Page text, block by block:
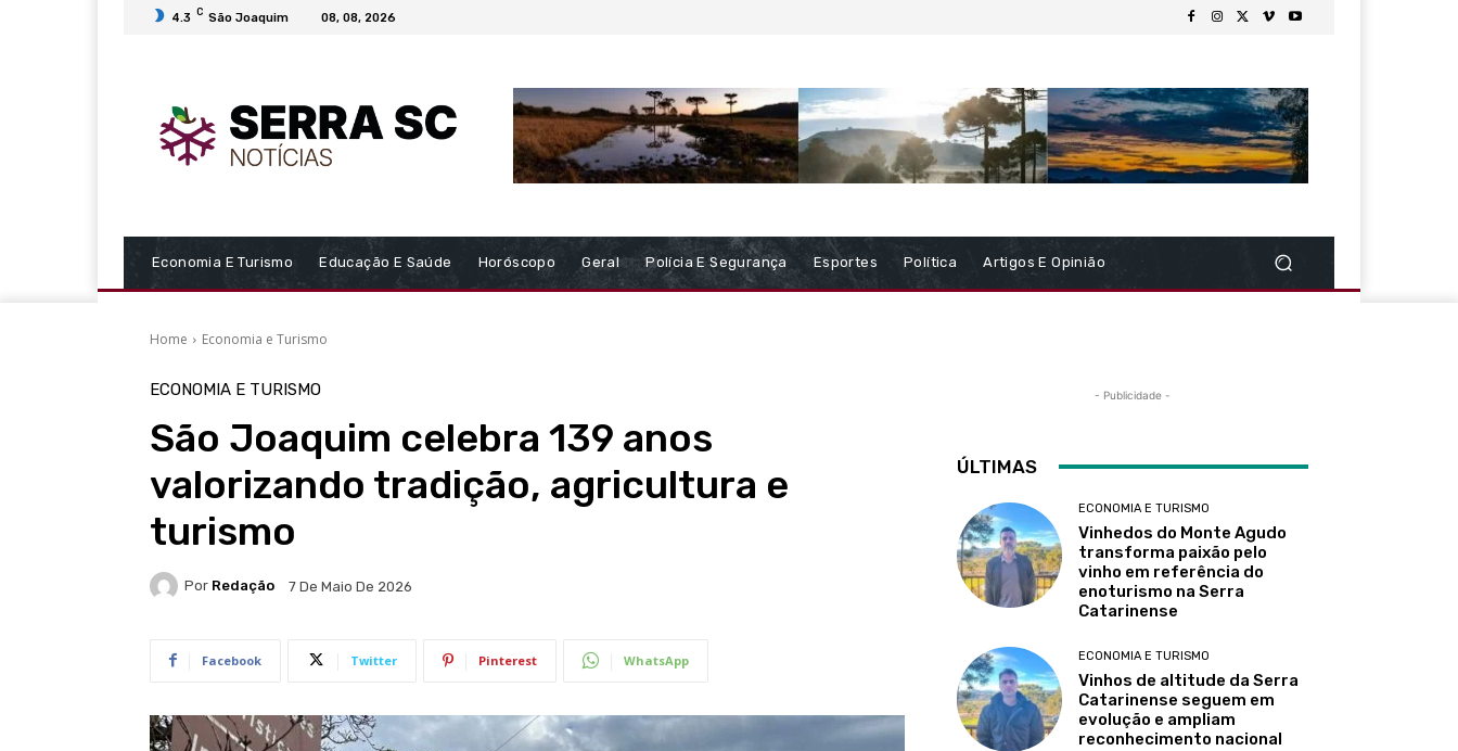
4.3 C São Joaquim 08, 08, 2026
Economia E Turismo Educação E Saúde Horóscopo Geral Polícia E Segurança Esportes Política Artigos E Opinião
Home Economia e Turismo
ECONOMIA E TURISMO
São Joaquim celebra 139 anos
valorizando tradição, agricultura e
turismo
Por Redação 7 De Maio De 2026
Facebook Twitter Pinterest WhatsApp
- Publicidade -
ÚLTIMAS
ECONOMIA E TURISMO
Vinhedos do Monte Agudo
transforma paixão pelo
vinho em referência do
enoturismo na Serra
Catarinense
ECONOMIA E TURISMO
Vinhos de altitude da Serra
Catarinense seguem em
evolução e ampliam
reconhecimento nacional